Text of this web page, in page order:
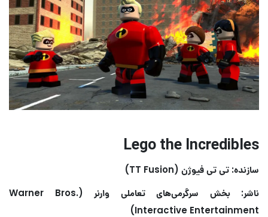
Lego the Incredibles
سازنده: تی تی فیوژن (TT Fusion)
ناشر: بخش سرگرمی‌های تعاملی وارنر (Warner Bros.
Interactive Entertainment)